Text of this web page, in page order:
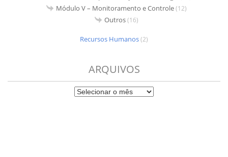
Módulo V – Monitoramento e Controle(12)
Outros(16)
Recursos Humanos(2)
ARQUIVOS